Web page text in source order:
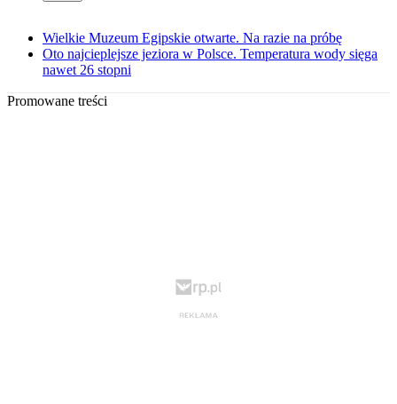
Wielkie Muzeum Egipskie otwarte. Na razie na próbę
Oto najcieplejsze jeziora w Polsce. Temperatura wody sięga
nawet 26 stopni
Promowane treści